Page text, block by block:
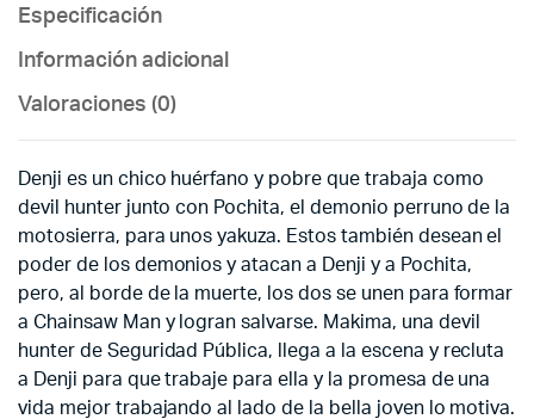
Especificación
Información adicional
Valoraciones (0)
Denji es un chico huérfano y pobre que trabaja como
devil hunter junto con Pochita, el demonio perruno de la
motosierra, para unos yakuza. Estos también desean el
poder de los demonios y atacan a Denji y a Pochita,
pero, al borde de la muerte, los dos se unen para formar
a Chainsaw Man y logran salvarse. Makima, una devil
hunter de Seguridad Pública, llega a la escena y recluta
a Denji para que trabaje para ella y la promesa de una
vida mejor trabajando al lado de la bella joven lo motiva.